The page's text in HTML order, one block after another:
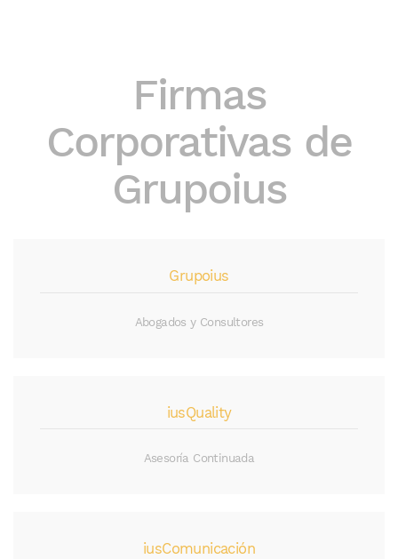
Firmas
Corporativas de
Grupoius
Grupoius
Abogados y Consultores
iusQuality
Asesoría Continuada
iusComunicación